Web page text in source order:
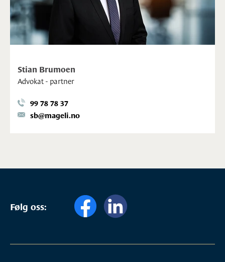
Stian Brumoen
Advokat - partner
99 78 78 37
sb@mageli.no
Følg oss: